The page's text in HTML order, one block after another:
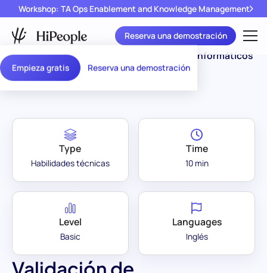
Empieza gratis Reserva una demostración
Workshop: TA Ops Enablement and Knowledge Management
Reserva una demostración
Assessment
Library
/
Validación de Sistemas Informáticos
(CSV)
Validación de
Type
Habilidades técnicas
Time
10 min
Level
Basic
Languages
Inglés